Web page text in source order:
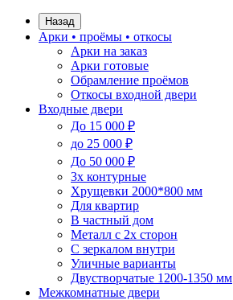
Назад
Арки • проёмы • откосы
Арки на заказ
Арки готовые
Обрамление проёмов
Откосы входной двери
Входные двери
До 15 000 ₽
до 25 000 ₽
До 50 000 ₽
3х контурные
Хрущевки 2000*800 мм
Для квартир
В частный дом
Металл с 2х сторон
С зеркалом внутри
Уличные варианты
Двустворчатые 1200-1350 мм
Межкомнатные двери